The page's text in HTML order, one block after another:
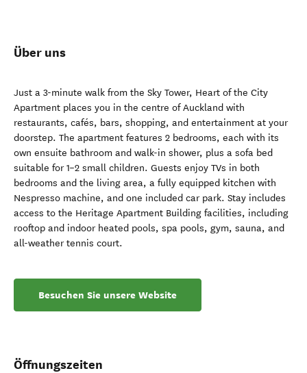
Über uns
Just a 3-minute walk from the Sky Tower, Heart of the City
Apartment places you in the centre of Auckland with
restaurants, cafés, bars, shopping, and entertainment at your
doorstep. The apartment features 2 bedrooms, each with its
own ensuite bathroom and walk-in shower, plus a sofa bed
suitable for 1–2 small children. Guests enjoy TVs in both
bedrooms and the living area, a fully equipped kitchen with
Nespresso machine, and one included car park. Stay includes
access to the Heritage Apartment Building facilities, including
rooftop and indoor heated pools, spa pools, gym, sauna, and
all-weather tennis court.
Besuchen Sie unsere Website
Öffnungszeiten